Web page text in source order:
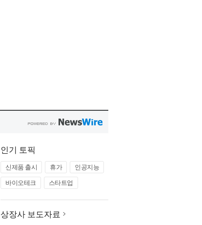
인기 토픽
신제품 출시 휴가
인공지능
바이오테크
스타트업
상장사 보도자료